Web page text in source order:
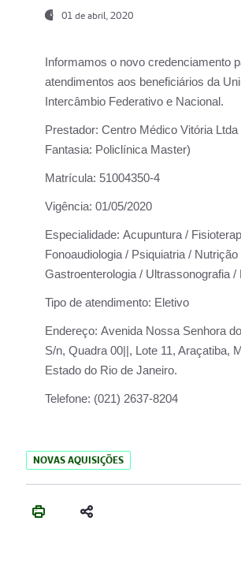
01 de abril, 2020
Informamos o novo credenciamento
atendimentos aos beneficiários da
Intercâmbio Federativo e Nacional.
Prestador: Centro Médico Vitória
Fantasia: Policlínica Master)
Matrícula: 51004350-4
Vigência: 01/05/2020
Especialidade: Acupuntura /
Fonoaudiologia / Psiquiatria /
Gastroenterologia / Ultrassonografia /
Tipo de atendimento: Eletivo
Endereço: Avenida Nossa Senhora
S/n, Quadra 00||, Lote 11, Araçatiba,
Estado do Rio de Janeiro.
Telefone: (021) 2637-8204
NOVAS AQUISIÇÕES